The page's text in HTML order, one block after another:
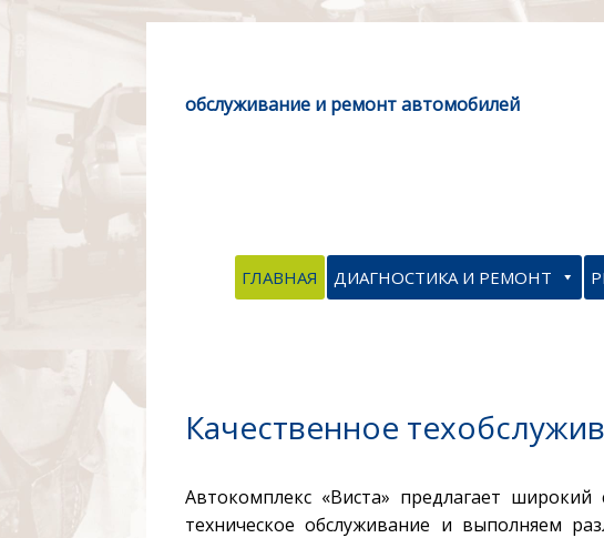
обслуживание и ремонт автомобилей
ГЛАВНАЯ ДИАГНОСТИКА И РЕМОНТ
Качественное
Автокомплекс «Виста» предлагает
техническое обслуживание и выполняем